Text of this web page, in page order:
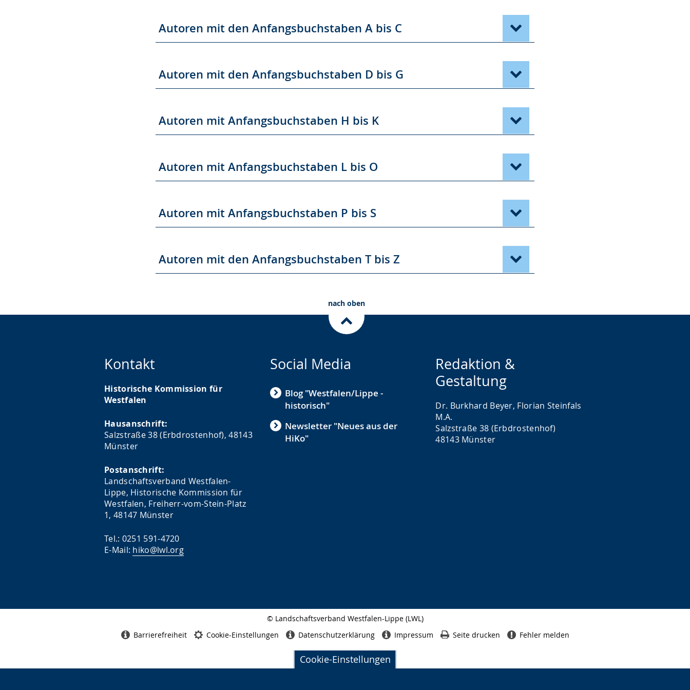
Cookie-Einstellungen
Autoren mit den Anfangsbuchstaben A bis C
Autoren mit den Anfangsbuchstaben D bis G
Autoren mit Anfangsbuchstaben H bis K
Autoren mit Anfangsbuchstaben L bis O
Autoren mit Anfangsbuchstaben P bis S
Autoren mit den Anfangsbuchstaben T bis Z
nach oben
Kontakt
Historische Kommission für
Westfalen
Hausanschrift:
Salzstraße 38 (Erbdrostenhof), 48143
Münster
Postanschrift:
Landschaftsverband Westfalen-
Lippe, Historische Kommission für
Westfalen, Freiherr-vom-Stein-Platz
1, 48147 Münster
Tel.: 0251 591-4720
E-Mail: hiko@lwl.org
Social Media
Blog "Westfalen/Lippe -
historisch"
Newsletter "Neues aus der
HiKo"
Redaktion &
Gestaltung
Dr. Burkhard Beyer, Florian Steinfals
M.A.
Salzstraße 38 (Erbdrostenhof)
48143 Münster
© Landschaftsverband Westfalen-Lippe (LWL)
Barrierefreiheit Cookie-Einstellungen Datenschutzerklärung Impressum Seite drucken Fehler melden